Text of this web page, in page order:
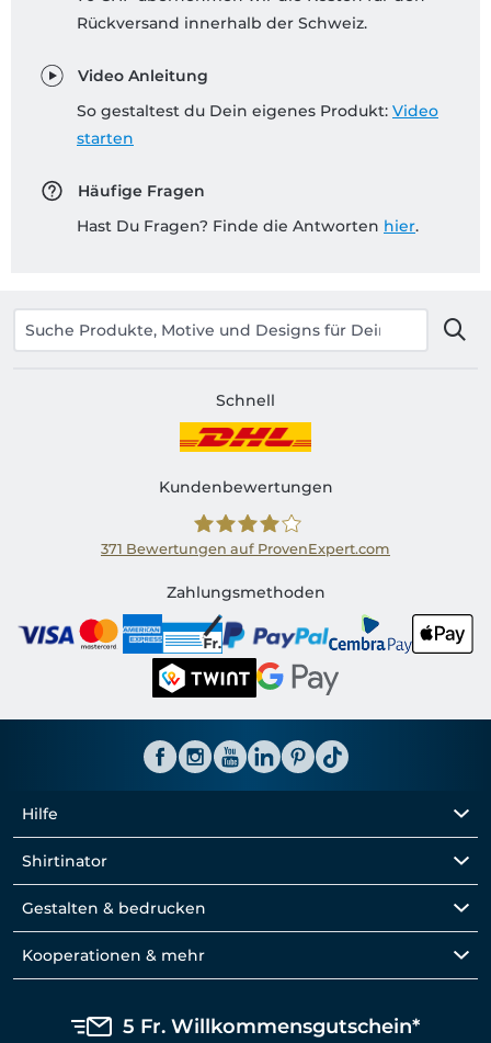
Rückversand innerhalb der Schweiz.
Video Anleitung
So gestaltest du Dein eigenes Produkt: Video
starten
Häufige Fragen
Hast Du Fragen? Finde die Antworten hier.
Schnell
Kundenbewertungen
Shirtinator CH
371 Bewertungen auf ProvenExpert.com
Zahlungsmethoden
Hilfe
Shirtinator
Gestalten & bedrucken
Kooperationen & mehr
5 Fr. Willkommensgutschein*